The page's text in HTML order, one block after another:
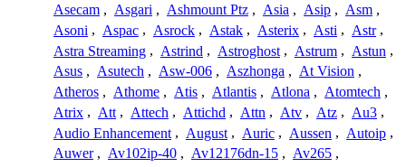
Asecam , Asgari , Ashmount Ptz , Asia , Asip , Asm ,
Asoni , Aspac , Asrock , Astak , Asterix , Asti , Astr ,
Astra Streaming , Astrind , Astroghost , Astrum , Astun ,
Asus , Asutech , Asw-006 , Aszhonga , At Vision ,
Atheros , Athome , Atis , Atlantis , Atlona , Atomtech ,
Atrix , Att , Attech , Attichd , Attn , Atv , Atz , Au3 ,
Audio Enhancement , August , Auric , Aussen , Autoip ,
Auwer , Av102ip-40 , Av12176dn-15 , Av265 ,